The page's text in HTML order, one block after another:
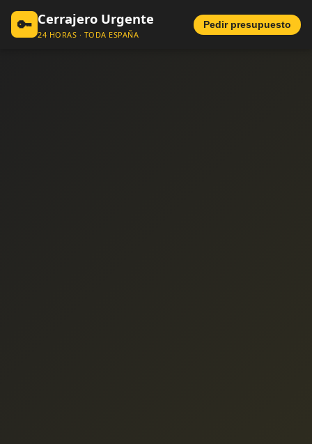
🔑 Cerrajero Urgente
24 HORAS · TODA ESPAÑA
Pedir presupuesto